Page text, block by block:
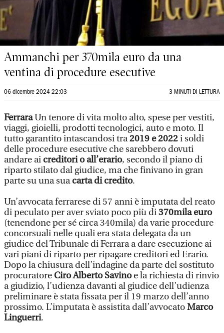
Ammanchi per 370mila euro da una
ventina di procedure esecutive
06 dicembre 2024 22:03 3 MINUTI DI LETTURA
FerraraUn tenore di vita molto alto, spese per vestiti,
viaggi, gioielli, prodotti tecnologici, auto e moto. Il
tutto garantito intascandosi tra2019 e 2022i soldi
delle procedure esecutive che sarebbero dovuti
andare ai creditori o all’erario, secondo il piano di
riparto stilato dal giudice, ma che finivano in gran
parte su una suacarta di credito.
Un’avvocata ferrarese di 57 anni è imputata del reato
di peculato per aver sviato poco più di370mila euro
(tenendone per sé circa 340mila) da varie procedure
concorsuali nelle quali era stata delegata da un
giudice del Tribunale di Ferrara a dare esecuzione ai
vari piani di riparto per ripagare creditori ed Erario.
Dopo la chiusura dell’indagine da parte del sostituto
procuratore Ciro Alberto Savinoe la richiesta di rinvio
a giudizio, l’udienza davanti al giudice dell’udienza
preliminare è stata fissata per il 19 marzo dell’anno
prossimo. L’imputata è assistita dall’avvocatoMarco
Linguerri.